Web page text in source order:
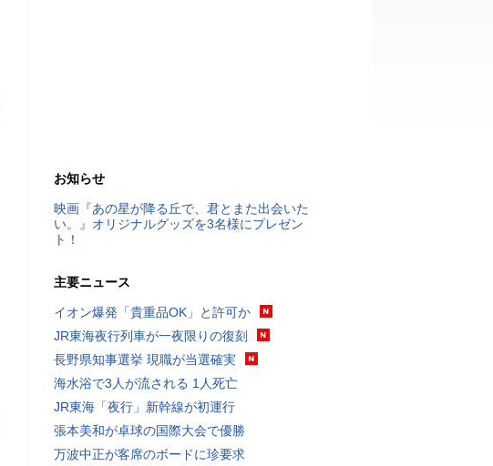
お知らせ
映画『あの星が降る丘で、君とまた出会いた
い。』オリジナルグッズを3名様にプレゼン
ト！
主要ニュース
イオン爆発「貴重品OK」と許可か
JR東海夜行列車が一夜限りの復刻
長野県知事選挙 現職が当選確実
海水浴で3人が流される 1人死亡
JR東海「夜行」新幹線が初運行
張本美和が卓球の国際大会で優勝
万波中正が客席のボードに珍要求